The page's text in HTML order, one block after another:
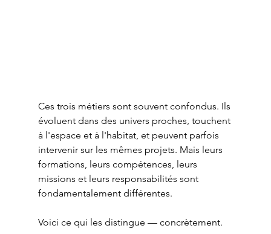
Ces trois métiers sont souvent confondus. Ils
évoluent dans des univers proches, touchent
à l'espace et à l'habitat, et peuvent parfois
intervenir sur les mêmes projets. Mais leurs
formations, leurs compétences, leurs
missions et leurs responsabilités sont
fondamentalement différentes.
Voici ce qui les distingue — concrètement.